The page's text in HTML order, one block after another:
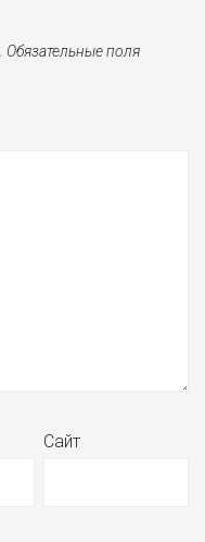
Обязательные поля
Сайт